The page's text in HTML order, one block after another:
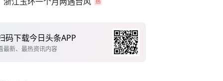
码下载今日头条APP
最新、最热资讯内容